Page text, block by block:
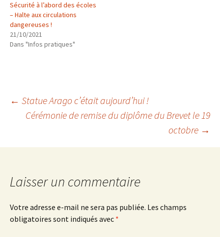
Sécurité à l’abord des écoles
– Halte aux circulations
dangereuses !
21/10/2021
Dans "Infos pratiques"
Navigation
← Statue Arago c’était aujourd’hui !
Cérémonie de remise du diplôme du Brevet le 19
octobre →
Laisser un commentaire
Votre adresse e-mail ne sera pas publiée. Les champs
obligatoires sont indiqués avec *